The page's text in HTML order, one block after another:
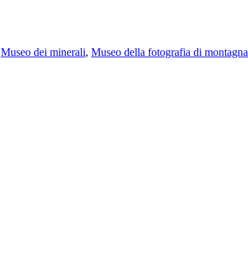
Museo dei minerali, Museo della fotografia di montagna